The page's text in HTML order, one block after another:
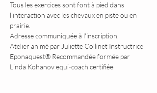
Tous les exercices sont font à pied dans
l'interaction avec les chevaux en piste ou en
prairie.
Adresse communiquée à l'inscription.
Atelier animé par Juliette Collinet Instructrice
Eponaquest® Recommandée formée par
Linda Kohanov equi-coach certifiée